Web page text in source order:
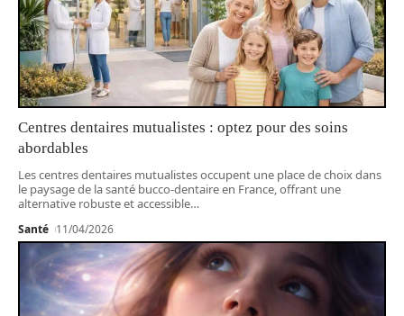
Centres dentaires mutualistes : optez pour des soins
abordables
Les centres dentaires mutualistes occupent une place de choix dans
le paysage de la santé bucco-dentaire en France, offrant une
alternative robuste et accessible…
Santé 11/04/2026